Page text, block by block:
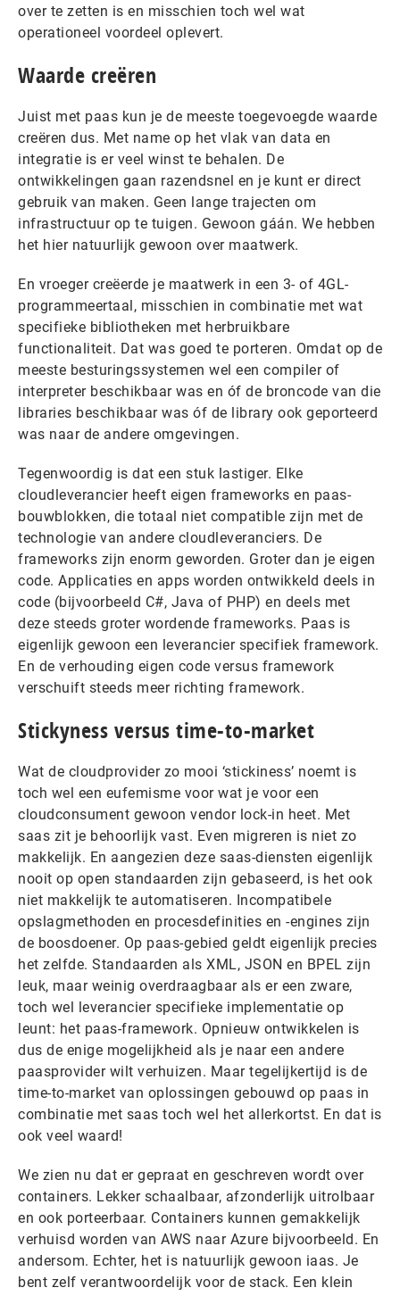
over te zetten is en misschien toch wel wat
operationeel voordeel oplevert.
Waarde creëren
Juist met paas kun je de meeste toegevoegde waarde
creëren dus. Met name op het vlak van data en
integratie is er veel winst te behalen. De
ontwikkelingen gaan razendsnel en je kunt er direct
gebruik van maken. Geen lange trajecten om
infrastructuur op te tuigen. Gewoon gáán. We hebben
het hier natuurlijk gewoon over maatwerk.
En vroeger creëerde je maatwerk in een 3- of 4GL-
programmeertaal, misschien in combinatie met wat
specifieke bibliotheken met herbruikbare
functionaliteit. Dat was goed te porteren. Omdat op de
meeste besturingssystemen wel een compiler of
interpreter beschikbaar was en óf de broncode van die
libraries beschikbaar was óf de library ook geporteerd
was naar de andere omgevingen.
Tegenwoordig is dat een stuk lastiger. Elke
cloudleverancier heeft eigen frameworks en paas-
bouwblokken, die totaal niet compatible zijn met de
technologie van andere cloudleveranciers. De
frameworks zijn enorm geworden. Groter dan je eigen
code. Applicaties en apps worden ontwikkeld deels in
code (bijvoorbeeld C#, Java of PHP) en deels met
deze steeds groter wordende frameworks. Paas is
eigenlijk gewoon een leverancier specifiek framework.
En de verhouding eigen code versus framework
verschuift steeds meer richting framework.
Stickyness versus time-to-market
Wat de cloudprovider zo mooi ‘stickiness’ noemt is
toch wel een eufemisme voor wat je voor een
cloudconsument gewoon vendor lock-in heet. Met
saas zit je behoorlijk vast. Even migreren is niet zo
makkelijk. En aangezien deze saas-diensten eigenlijk
nooit op open standaarden zijn gebaseerd, is het ook
niet makkelijk te automatiseren. Incompatibele
opslagmethoden en procesdefinities en -engines zijn
de boosdoener. Op paas-gebied geldt eigenlijk precies
het zelfde. Standaarden als XML, JSON en BPEL zijn
leuk, maar weinig overdraagbaar als er een zware,
toch wel leverancier specifieke implementatie op
leunt: het paas-framework. Opnieuw ontwikkelen is
dus de enige mogelijkheid als je naar een andere
paasprovider wilt verhuizen. Maar tegelijkertijd is de
time-to-market van oplossingen gebouwd op paas in
combinatie met saas toch wel het allerkortst. En dat is
ook veel waard!
We zien nu dat er gepraat en geschreven wordt over
containers. Lekker schaalbaar, afzonderlijk uitrolbaar
en ook porteerbaar. Containers kunnen gemakkelijk
verhuisd worden van AWS naar Azure bijvoorbeeld. En
andersom. Echter, het is natuurlijk gewoon iaas. Je
bent zelf verantwoordelijk voor de stack. Een klein